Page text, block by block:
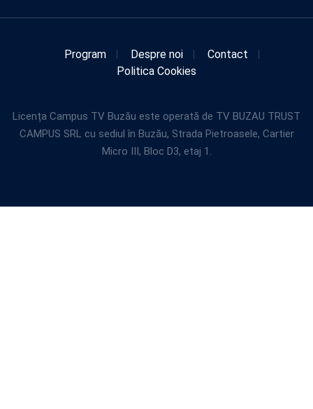
Program Despre noi
Contact
Politica Cookies
Licența Campus TV Buzău este operată de TV BUZAU TRUST
CAMPUS SRL cu sediul în Buzău, Strada Pietroasele, Cartier
Micro III, Bloc D3, etaj 1.